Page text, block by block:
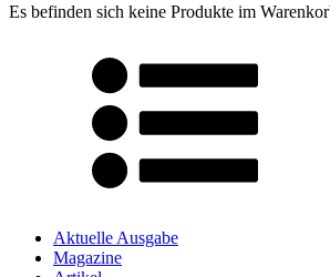
Es befinden sich keine Produkte im
Aktuelle Ausgabe
Magazine